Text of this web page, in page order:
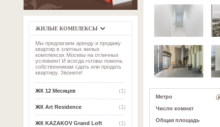
ЖИЛЫЕ КОМПЛЕКСЫ
Мы предлагаем аренду и продажу
квартир в элитных жилых
комплексах Москвы на отличных
условиях! И всегда готовы помочь
собственникам сдать или продать
квартиру. Звоните!
(1)
ЖК 12 Месяцев
(1)
ЖК Art Residence
(1)
ЖК KAZAKOV Grand Loft
Метро
Число комнат
Общая площадь